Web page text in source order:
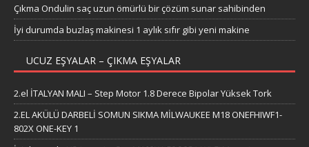
İKİNCİ EL UCUZ EŞYA
İKİNCİ EL PSP 4 GB PLAYSTATİON BİR COK OYUNLU
ikinci el çıkma alarko kazan
2.el tertemiz mobilya Ikea Karyola Tarva/Lüroy ve Yatak
İnşaat için kazan ikinci el boş yuvarlak metal varil